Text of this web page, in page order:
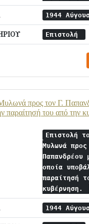
1944
Επιστολή
προς τον Γ.
παραίτησή του από την
Επιστολή
Μυλωνά
Παπανδρέου
οποία
παραίτησή
κυβέρνηση.
1944